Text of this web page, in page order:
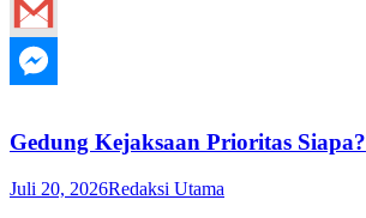
Gedung Kejaksaan Prioritas Siapa?
Juli 20, 2026Redaksi Utama